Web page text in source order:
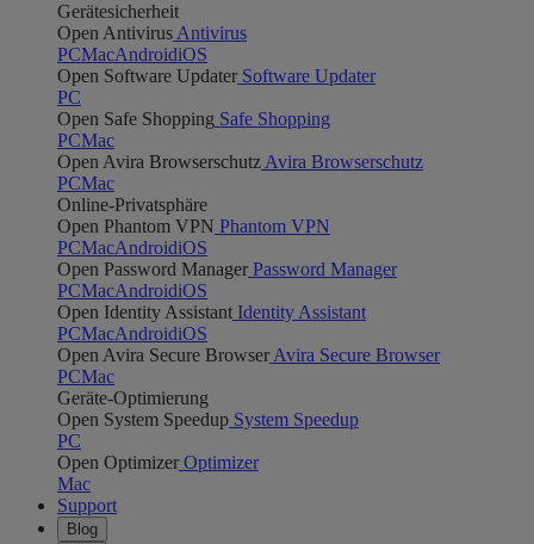
Gerätesicherheit
Open Antivirus Antivirus
PCMacAndroidiOS
Open Software Updater Software Updater
PC
Open Safe Shopping Safe Shopping
PCMac
Open Avira Browserschutz Avira Browserschutz
PCMac
Online-Privatsphäre
Open Phantom VPN Phantom VPN
PCMacAndroidiOS
Open Password Manager Password Manager
PCMacAndroidiOS
Open Identity Assistant Identity Assistant
PCMacAndroidiOS
Open Avira Secure Browser Avira Secure Browser
PCMac
Geräte-Optimierung
Open System Speedup System Speedup
PC
Open Optimizer Optimizer
Mac
Support
Blog